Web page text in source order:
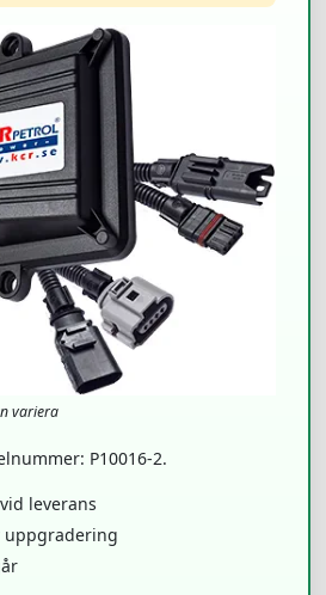
variera
P10016-2.
leverans
uppgradering